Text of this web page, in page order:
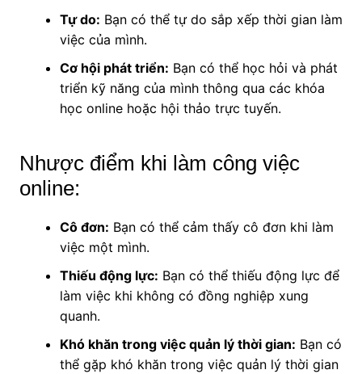
Tự do: Bạn có thể tự do sắp xếp thời gian làm
việc của mình.
Cơ hội phát triển: Bạn có thể học hỏi và phát
triển kỹ năng của mình thông qua các khóa
học online hoặc hội thảo trực tuyến.
Nhược điểm khi làm công việc
online:
Cô đơn: Bạn có thể cảm thấy cô đơn khi làm
việc một mình.
Thiếu động lực: Bạn có thể thiếu động lực để
làm việc khi không có đồng nghiệp xung
quanh.
Khó khăn trong việc quản lý thời gian: Bạn có
thể gặp khó khăn trong việc quản lý thời gian